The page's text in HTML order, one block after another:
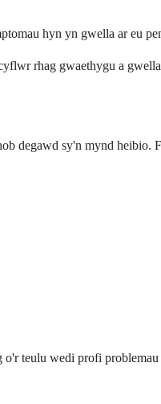
hyn yn gwella ar eu
rhag gwaethygu a
degawd sy'n mynd heibio.
teulu wedi profi